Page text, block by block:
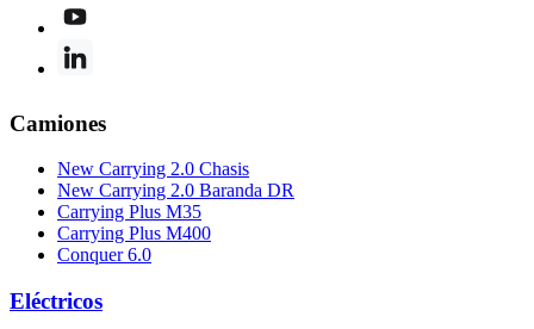
Camiones
New Carrying 2.0 Chasis
New Carrying 2.0 Baranda DR
Carrying Plus M35
Carrying Plus M400
Conquer 6.0
Eléctricos